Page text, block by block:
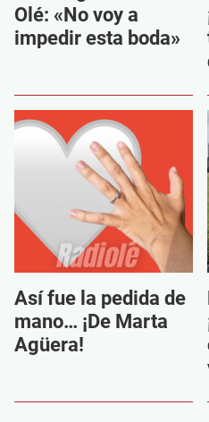
Olé: «No voy a
impedir esta boda»
Así fue la pedida de
mano… ¡De Marta
Agüera!